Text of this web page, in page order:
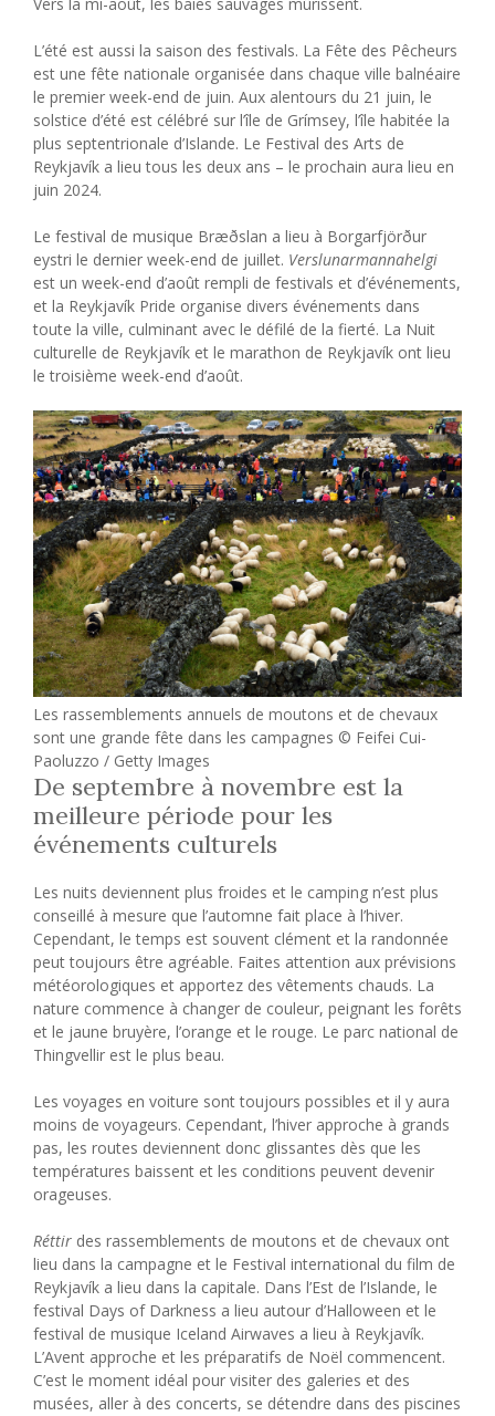
L’été est aussi la saison des festivals. La Fête des Pêcheurs
est une fête nationale organisée dans chaque ville balnéaire
le premier week-end de juin. Aux alentours du 21 juin, le
solstice d’été est célébré sur l’île de Grímsey, l’île habitée la
plus septentrionale d’Islande. Le Festival des Arts de
Reykjavík a lieu tous les deux ans – le prochain aura lieu en
juin 2024.
Le festival de musique Bræðslan a lieu à Borgarfjörður
eystri le dernier week-end de juillet. Verslunarmannahelgi
est un week-end d’août rempli de festivals et d’événements,
et la Reykjavík Pride organise divers événements dans
toute la ville, culminant avec le défilé de la fierté. La Nuit
culturelle de Reykjavík et le marathon de Reykjavík ont ​​lieu
le troisième week-end d’août.
Les rassemblements annuels de moutons et de chevaux
sont une grande fête dans les campagnes © Feifei Cui-
Paoluzzo / Getty Images
De septembre à novembre est la
meilleure période pour les
événements culturels
Les nuits deviennent plus froides et le camping n’est plus
conseillé à mesure que l’automne fait place à l’hiver.
Cependant, le temps est souvent clément et la randonnée
peut toujours être agréable. Faites attention aux prévisions
météorologiques et apportez des vêtements chauds. La
nature commence à changer de couleur, peignant les forêts
et le jaune bruyère, l’orange et le rouge. Le parc national de
Thingvellir est le plus beau.
Les voyages en voiture sont toujours possibles et il y aura
moins de voyageurs. Cependant, l’hiver approche à grands
pas, les routes deviennent donc glissantes dès que les
températures baissent et les conditions peuvent devenir
orageuses.
Réttir des rassemblements de moutons et de chevaux ont
lieu dans la campagne et le Festival international du film de
Reykjavík a lieu dans la capitale. Dans l’Est de l’Islande, le
festival Days of Darkness a lieu autour d’Halloween et le
festival de musique Iceland Airwaves a lieu à Reykjavík.
L’Avent approche et les préparatifs de Noël commencent.
C’est le moment idéal pour visiter des galeries et des
musées, aller à des concerts, se détendre dans des piscines